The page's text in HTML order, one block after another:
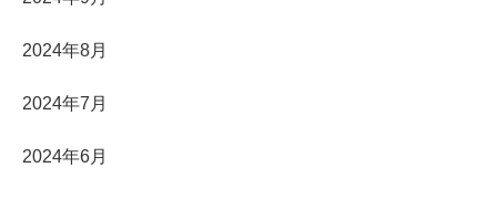
2024年8月
2024年7月
2024年6月